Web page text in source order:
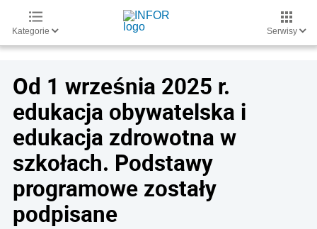
Kategorie Serwisy
Od 1 września 2025 r.
edukacja obywatelska i
edukacja zdrowotna w
szkołach. Podstawy
programowe zostały
podpisane